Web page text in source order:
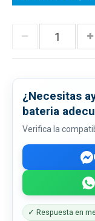
¿Necesitas
bateria
Verifica la
✓ Respuesta en